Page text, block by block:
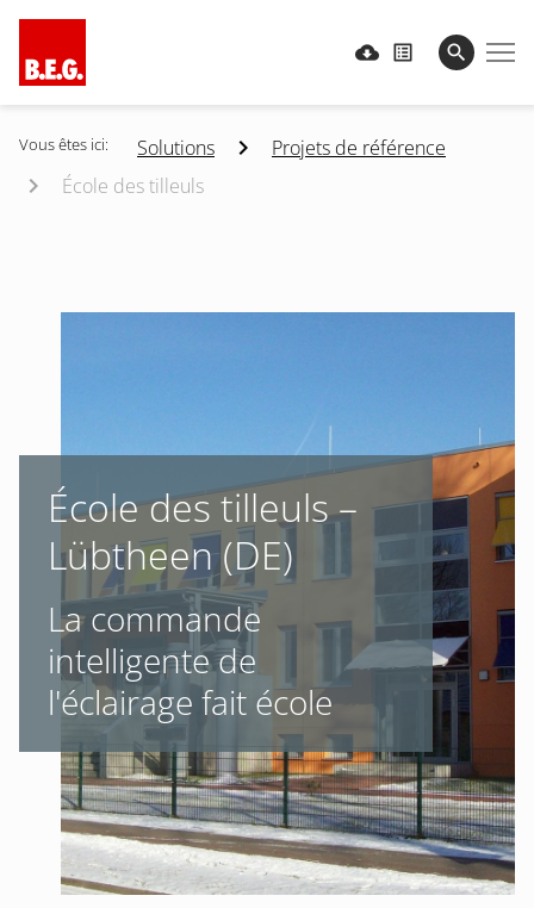
Vous êtes ici: Solutions
Projets de référence
École des tilleuls
École des tilleuls –
Lübtheen (DE)
La commande
intelligente de
l'éclairage fait école